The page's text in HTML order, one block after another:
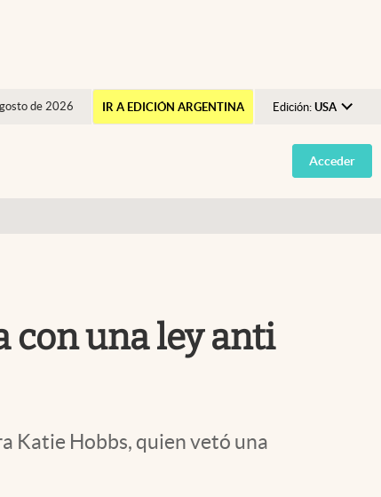
de 2026 IR A EDICIÓN ARGENTINA Edición: USA
Argentina
España
Acceder
con una ley anti
Katie Hobbs, quien vetó una